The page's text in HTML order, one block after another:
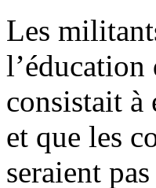
Les
l’éducation
consistait à
et que les
seraient